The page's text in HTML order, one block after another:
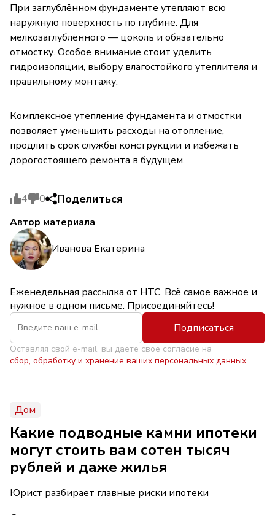
При заглублённом фундаменте утепляют всю
наружную поверхность по глубине. Для
мелкозаглублённого — цоколь и обязательно
отмостку. Особое внимание стоит уделить
гидроизоляции, выбору влагостойкого утеплителя и
правильному монтажу.
Комплексное утепление фундамента и отмостки
позволяет уменьшить расходы на отопление,
продлить срок службы конструкции и избежать
дорогостоящего ремонта в будущем.
4 0 Поделиться
Автор материала
Иванова Екатерина
Еженедельная рассылка от НТС. Всё самое важное и
нужное в одном письме. Присоединяйтесь!
Подписаться
Оставляя свой e-mail, вы даете свое согласие на
сбор, обработку и хранение ваших персональных данных
Дом
Какие подводные камни ипотеки
могут стоить вам сотен тысяч
рублей и даже жилья
Юрист разбирает главные риски ипотеки